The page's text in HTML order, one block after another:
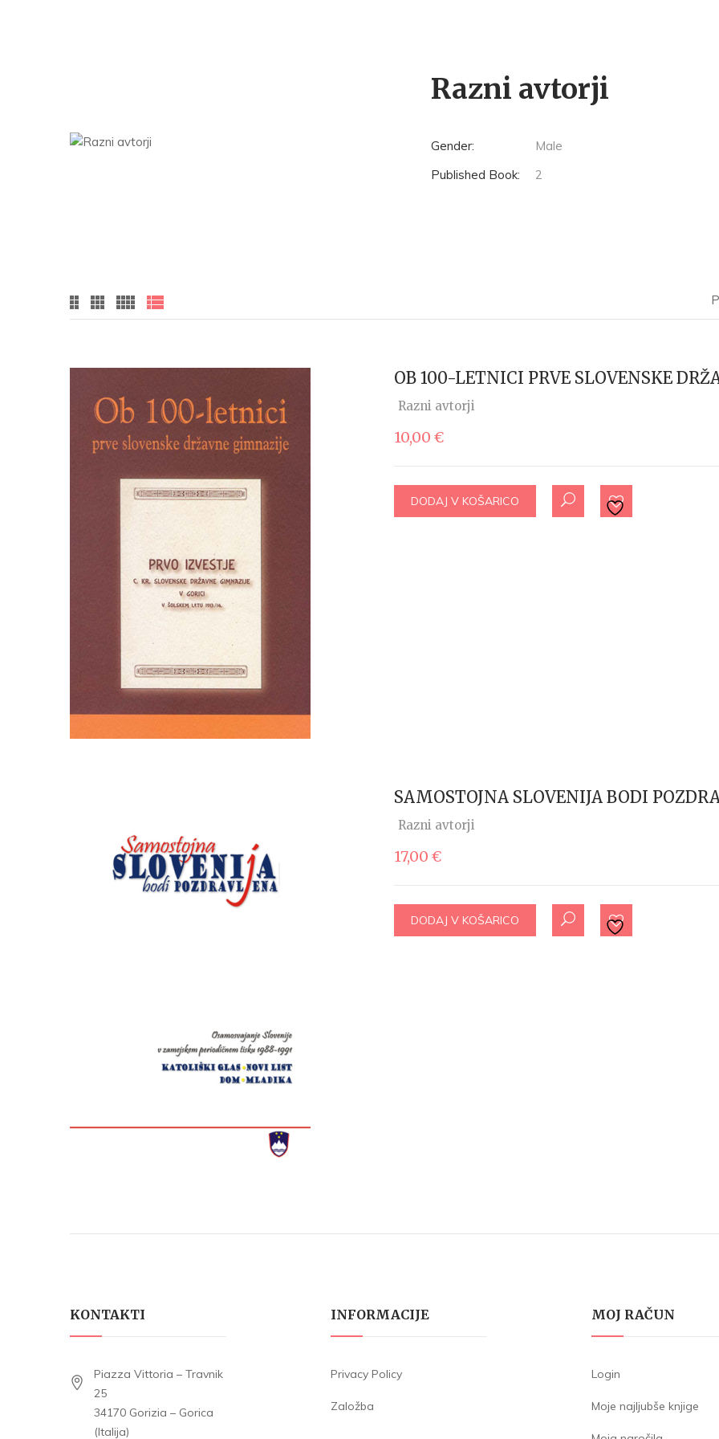
Razni avtorji
Gender:
Male
Published Book:
2
OB 100-LETNICI PRVE SLOVENSKE
Razni avtorji
10,00€
DODAJ V KOŠARICO
SAMOSTOJNA SLOVENIJA BODI
Razni avtorji
17,00€
DODAJ V KOŠARICO
KONTAKTI
Piazza Vittoria – Travnik
25
34170 Gorizia – Gorica
(Italija)
INFORMACIJE
Privacy Policy
Založba
MOJ RAČUN
Login
Moje najljubše knjige